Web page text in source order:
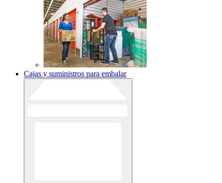
Cajas y suministros para embalar